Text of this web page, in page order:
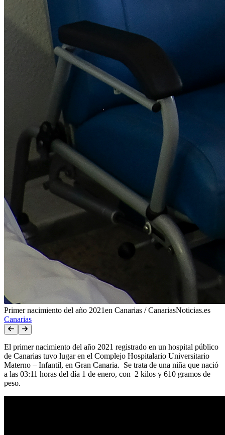
Primer nacimiento del año 2021en Canarias / CanariasNoticias.es
Canarias
El primer nacimiento del año 2021 registrado en un hospital público
de Canarias tuvo lugar en el Complejo Hospitalario Universitario
Materno – Infantil, en Gran Canaria. Se trata de una niña que nació
a las 03:11 horas del día 1 de enero, con 2 kilos y 610 gramos de
peso.